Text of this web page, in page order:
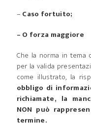
– Caso fortuito;
– O forza maggiore
Che la norma in
per la valida
come illustrato, la
obbligo di
richiamate, la
NON può
termine.